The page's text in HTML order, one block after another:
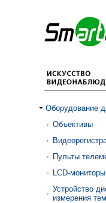
Оборудование
Объективы
Пульты
LCD-мониторы
Устройство
измерения